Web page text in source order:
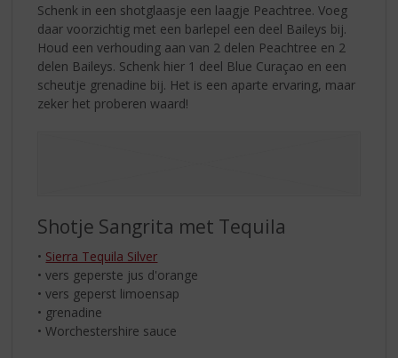
Schenk in een shotglaasje een laagje Peachtree. Voeg
daar voorzichtig met een barlepel een deel Baileys bij.
Houd een verhouding aan van 2 delen Peachtree en 2
delen Baileys. Schenk hier 1 deel Blue Curaçao en een
scheutje grenadine bij. Het is een aparte ervaring, maar
zeker het proberen waard!
Shotje Sangrita met Tequila
• Sierra Tequila Silver
• vers geperste jus d'orange
• vers geperst limoensap
• grenadine
• Worchestershire sauce